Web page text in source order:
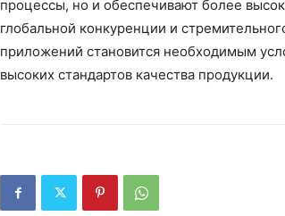
процессы, но и обеспечивают более
глобальной конкуренции и
приложений становится необходимым
высоких стандартов качества продукции.